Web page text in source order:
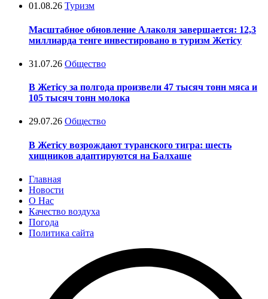
01.08.26 Туризм
Масштабное обновление Алаколя завершается: 12,3
миллиарда тенге инвестировано в туризм Жетісу
31.07.26 Общество
В Жетісу за полгода произвели 47 тысяч тонн мяса и
105 тысяч тонн молока
29.07.26 Общество
В Жетісу возрождают туранского тигра: шесть
хищников адаптируются на Балхаше
Главная
Новости
О Нас
Качество воздуха
Погода
Политика сайта